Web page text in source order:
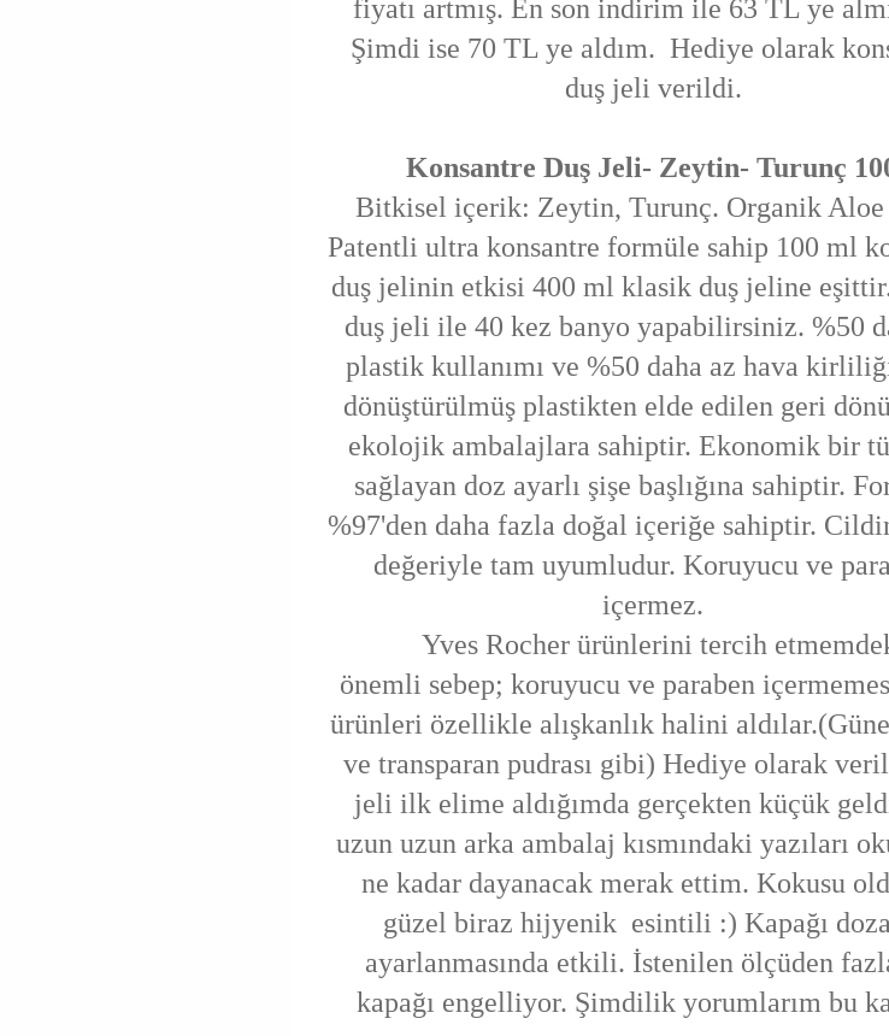
fiyatı artmış. En son indirim ile 63 TL ye
Şimdi ise 70 TL ye aldım. Hediye olarak
duş jeli verildi.
Konsantre Duş Jeli- Zeytin- Turunç
Bitkisel içerik: Zeytin, Turunç. Organik Aloe
Patentli ultra konsantre formüle sahip 100 ml
duş jelinin etkisi 400 ml klasik duş jeline
duş jeli ile 40 kez banyo yapabilirsiniz. %50
plastik kullanımı ve %50 daha az hava
dönüştürülmüş plastikten elde edilen geri
ekolojik ambalajlara sahiptir. Ekonomik bir
sağlayan doz ayarlı şişe başlığına sahiptir.
%97'den daha fazla doğal içeriğe sahiptir.
değeriyle tam uyumludur. Koruyucu ve
içermez.
Yves Rocher ürünlerini tercih
önemli sebep; koruyucu ve paraben
ürünleri özellikle alışkanlık halini
ve transparan pudrası gibi) Hediye olarak
jeli ilk elime aldığımda gerçekten küçük
uzun uzun arka ambalaj kısmındaki yazıları
ne kadar dayanacak merak ettim. Kokusu
güzel biraz hijyenik esintili :) Kapağı
ayarlanmasında etkili. İstenilen ölçüden
kapağı engelliyor. Şimdilik yorumlarım bu